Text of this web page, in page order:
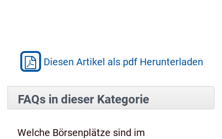
Diesen Artikel als pdf Herunterladen
FAQs in dieser Kategorie
Welche Börsenplätze sind im